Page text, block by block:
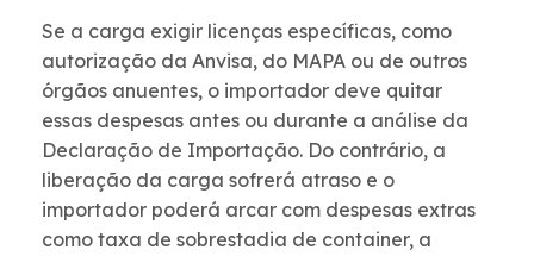
Se a carga exigir licenças específicas, como
autorização da Anvisa, do MAPA ou de outros
órgãos anuentes, o importador deve quitar
essas despesas antes ou durante a análise da
Declaração de Importação. Do contrário, a
liberação da carga sofrerá atraso e o
importador poderá arcar com despesas extras
como taxa de sobrestadia de container, a